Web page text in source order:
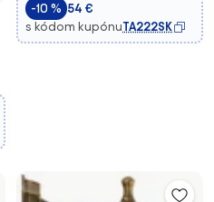
-10 % 54 €
s kódom kupónuTA222SK